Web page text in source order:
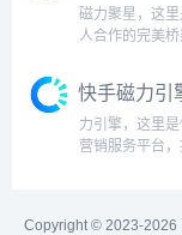
形式的创作需
便捷的机构管理
磁力聚星，这
人合作的完美桥
量达人，满足各
求。无论你是
广、产品种草，
力引擎，这里
营销服务平台，
Copyright © 2023-2026